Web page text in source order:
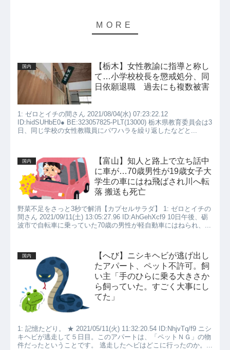
国内
【栃木】女性教諭に指導と称し
て…小学校校長を懲戒処分、同
日依願退職 過去にも複数被害
1: ゼロとイチの間さん 2021/08/04(水) 07:23:22.12
ID:hidSUHbE0● BE:323057825-PLT(13000) 栃木県教育委員会は3
日、同じ学校の女性教職員にパワハラを繰り返したなどと...
国内
【富山】知人と路上で立ち話中
に車が…70歳男性が19歳女子大
学生の車にはね飛ばされ川へ転
落 搬送も死亡
野菜不足をさっと3秒で解消【カプセルサラダ】 1: ゼロとイチの
間さん 2021/09/11(土) 13:05:27.96 ID:AhGehXcf9 10日午後、砺
波市で自転車に乗っていた70歳の男性が軽自動車にはねられ、...
国内
【へび】ニシキヘビが逃げ出し
たアパート、ペット不許可。飼
い主「手のひらに乗る大きさか
ら飼っていた。すごく大事にし
てた」
1: 記憶たどり。 ★ 2021/05/11(火) 11:32:20.54 ID:NhjvTq/f9 ニシ
キヘビが逃走して５日目。このアパートは、「ペットＮＧ」の物
件だったということです。 逃走したヘビはどこに行ったのか。...